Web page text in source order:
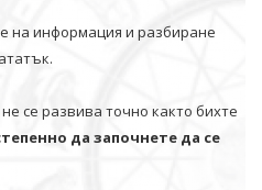
на информация и разбиране
се развива точно както бихте
да започнете да се